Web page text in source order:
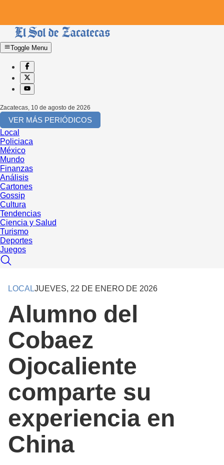
Toggle Menu
Zacatecas, 10 de agosto de 2026
VER MÁS PERIÓDICOS
Local
Policiaca
México
Mundo
Finanzas
Análisis
Cartones
Gossip
Cultura
Tendencias
Ciencia y Salud
Turismo
Deportes
Juegos
LOCALJUEVES, 22 DE ENERO DE 2026
Alumno del
Cobaez
Ojocaliente
comparte su
experiencia en
China